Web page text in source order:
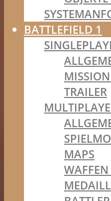
BATTLEFIELD 1
TRAILER
MAPS